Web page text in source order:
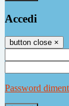
Accedi
button close ×
Password